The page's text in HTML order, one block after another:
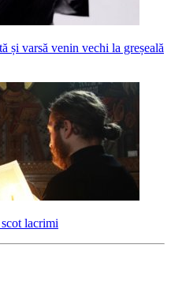
și varsă venin vechi la greșeală
lacrimi